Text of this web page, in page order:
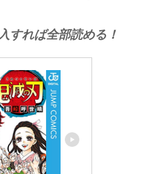
すれば全部読める！